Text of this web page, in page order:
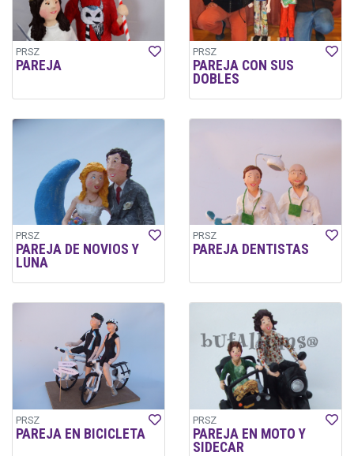
PRSZ
PAREJA
PRSZ
PAREJA CON SUS
DOBLES
PRSZ
PAREJA DE NOVIOS Y
LUNA
PRSZ
PAREJA DENTISTAS
PRSZ
PAREJA EN BICICLETA
PRSZ
PAREJA EN MOTO Y
SIDECAR